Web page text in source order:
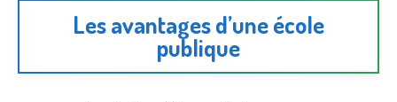
Les avantages d’une école
publique